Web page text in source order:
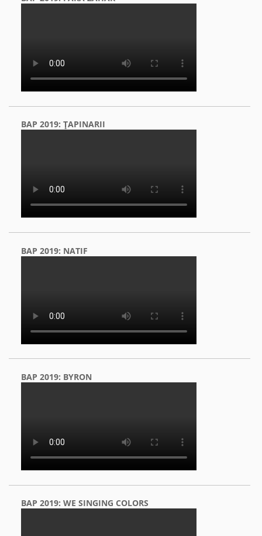
BAP 2019: ŢAPINARII
BAP 2019: NATIF
BAP 2019: BYRON
BAP 2019: WE SINGING COLORS